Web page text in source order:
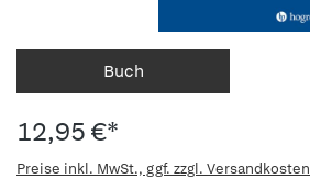
Buch
12,95 €*
Preise inkl. MwSt., ggf. zzgl. Versandkosten